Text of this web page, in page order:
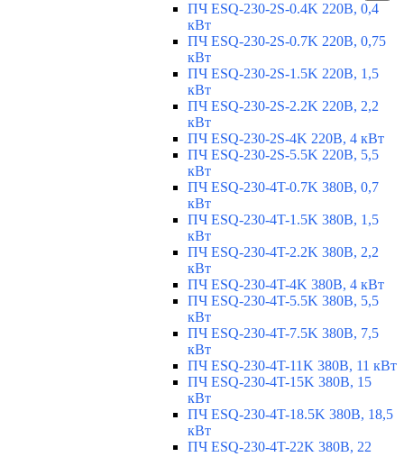
ПЧ ESQ-230-2S-0.4K 220В, 0,4
кВт
ПЧ ESQ-230-2S-0.7K 220В, 0,75
кВт
ПЧ ESQ-230-2S-1.5K 220В, 1,5
кВт
ПЧ ESQ-230-2S-2.2K 220В, 2,2
кВт
ПЧ ESQ-230-2S-4K 220В, 4 кВт
ПЧ ESQ-230-2S-5.5K 220В, 5,5
кВт
ПЧ ESQ-230-4T-0.7K 380В, 0,7
кВт
ПЧ ESQ-230-4T-1.5K 380В, 1,5
кВт
ПЧ ESQ-230-4T-2.2K 380В, 2,2
кВт
ПЧ ESQ-230-4T-4K 380В, 4 кВт
ПЧ ESQ-230-4T-5.5K 380В, 5,5
кВт
ПЧ ESQ-230-4T-7.5K 380В, 7,5
кВт
ПЧ ESQ-230-4T-11K 380В, 11 кВт
ПЧ ESQ-230-4T-15K 380В, 15
кВт
ПЧ ESQ-230-4T-18.5K 380В, 18,5
кВт
ПЧ ESQ-230-4T-22K 380В, 22